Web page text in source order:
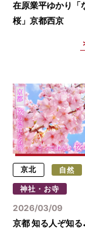
在原業平ゆかり「
桜」京都西京
京北 自然
神社・お寺
2026/03/09
京都 知る人ぞ知